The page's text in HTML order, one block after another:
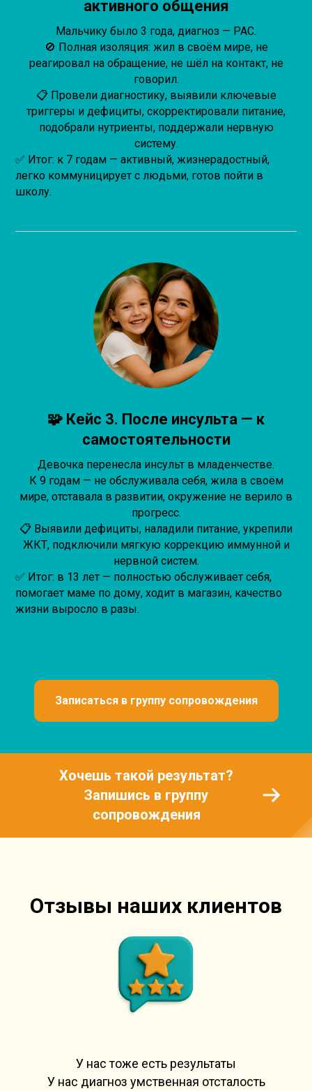
активного общения
Мальчику было 3 года, диагноз — РАС.
🚫 Полная изоляция: жил в своём мире, не
реагировал на обращение, не шёл на контакт, не
говорил.
📋 Провели диагностику, выявили ключевые
триггеры и дефициты, скорректировали питание,
подобрали нутриенты, поддержали нервную
систему.
✅ Итог: к 7 годам — активный, жизнерадостный,
легко коммуницирует с людьми, готов пойти в
школу.
🧩 Кейс 3. После инсульта — к
самостоятельности
Девочка перенесла инсульт в младенчестве.
К 9 годам — не обслуживала себя, жила в своём
мире, отставала в развитии, окружение не верило в
прогресс.
📋 Выявили дефициты, наладили питание, укрепили
ЖКТ, подключили мягкую коррекцию иммунной и
нервной систем.
✅ Итог: в 13 лет — полностью обслуживает себя,
помогает маме по дому, ходит в магазин, качество
жизни выросло в разы.
Записаться в группу сопровождения
Хочешь такой результат?
Запишись в группу
сопровождения
Отзывы наших клиентов
У нас тоже есть результаты
У нас диагноз умственная отсталость